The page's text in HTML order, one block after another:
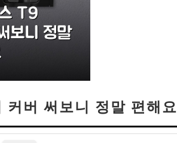
버 써보니 정말 편해요